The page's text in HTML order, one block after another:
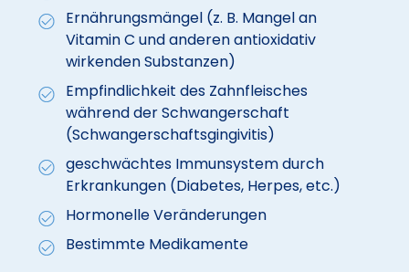
Ernährungsmängel (z. B. Mangel an
Vitamin C und anderen antioxidativ
wirkenden Substanzen)
Empfindlichkeit des Zahnfleisches
während der Schwangerschaft
(Schwangerschaftsgingivitis)
geschwächtes Immunsystem durch
Erkrankungen (Diabetes, Herpes, etc.)
Hormonelle Veränderungen
Bestimmte Medikamente